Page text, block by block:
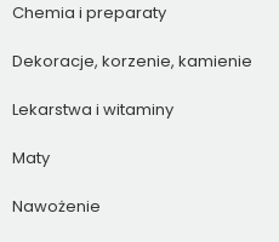
Chemia i preparaty
Dekoracje, korzenie, kamienie
Lekarstwa i witaminy
Maty
Nawożenie